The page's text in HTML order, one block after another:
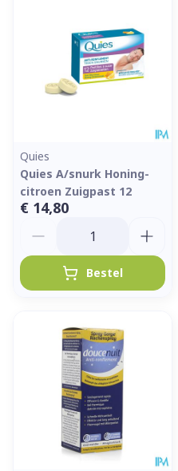
Quies
Quies A/snurk Honing-
citroen Zuigpast 12
€ 14,80
Bestel